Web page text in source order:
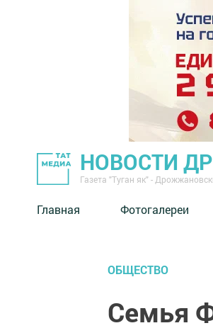
НОВОСТИ
Газета "Туган як" -
Главная Фотогалереи
ОБЩЕСТВО
Семья